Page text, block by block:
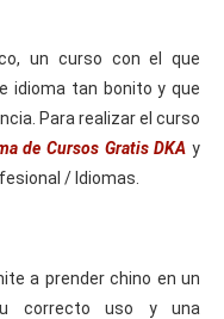
un curso con el que
idioma tan bonito y que
Para realizar el curso
de Cursos Gratis DKA y
/ Idiomas.
a prender chino en un
correcto uso y una